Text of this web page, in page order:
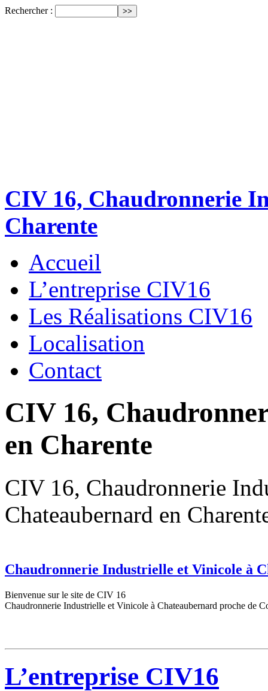
Rechercher :
CIV 16, Chaudronnerie
Charente
Accueil
L’entreprise CIV16
Les Réalisations CIV16
Localisation
Contact
CIV 16,
en Charente
CIV 16, Chaudronnerie
Chateaubernard en
Chaudronnerie Industrielle et Vinicole à
Bienvenue sur le site de CIV 16
Chaudronnerie Industrielle et Vinicole à Chateaubernard proche de
L’entreprise CIV16